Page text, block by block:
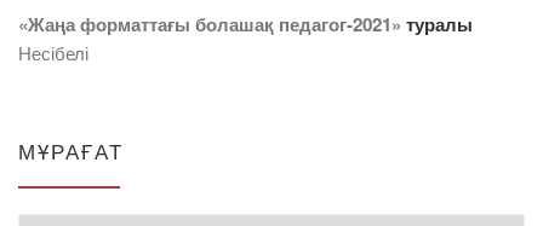
«Жаңа форматтағы болашақ педагог-2021» туралы
Несібелі
МҰРАҒАТ